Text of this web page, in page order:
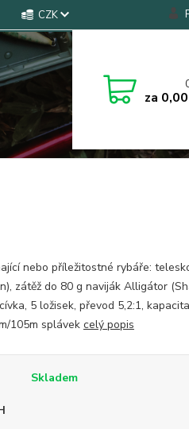
CZK
za
nebo příležitostné rybáře:
zátěž do 80 g naviják Alligátor
5 ložisek, převod 5,2:1,
105m splávek celý popis
Skladem